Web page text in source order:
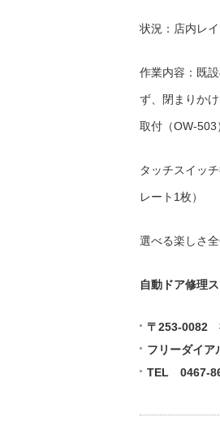
状況：店内レ
作業内容：既
ず、閉まりか
取付（OW-503
タッチスイッ
レート1枚）
選べる楽しさ
自動ドア修理
〒253-0082
フリーダイ
TEL 0467-